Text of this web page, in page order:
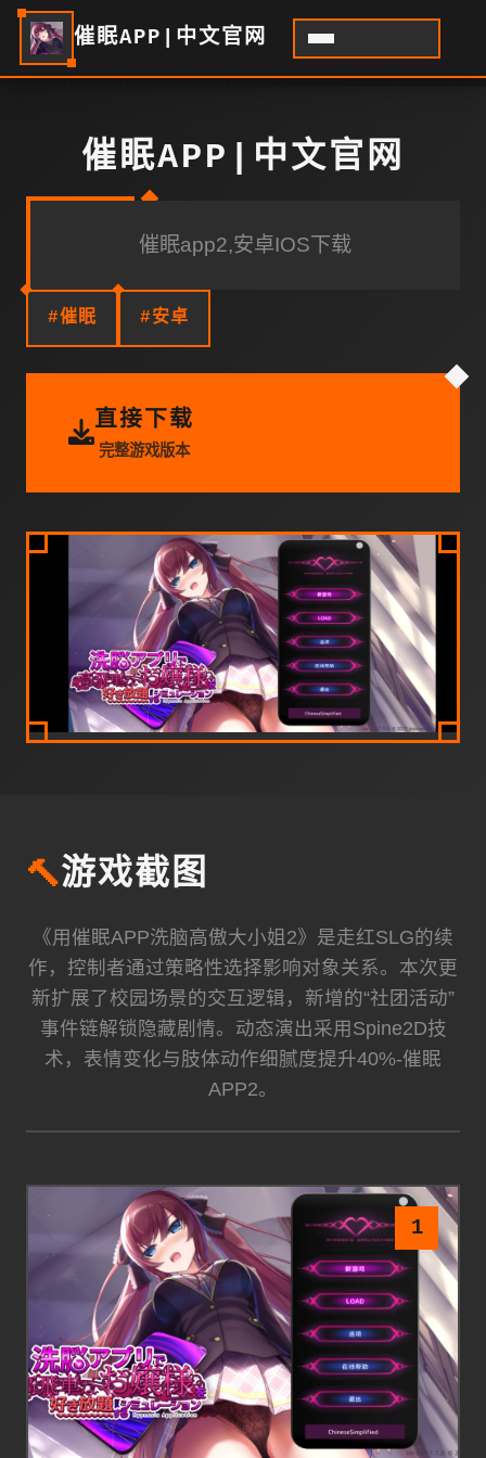
催眠APP|中文官网
催眠APP|中文官网
催眠app2,安卓IOS下载
#催眠 #安卓
直接下载
完整游戏版本
🔨游戏截图
《用催眠APP洗脑高傲大小姐2》是走红SLG的续
作，控制者通过策略性选择影响对象关系。本次更
新扩展了校园场景的交互逻辑，新增的“社团活动”
事件链解锁隐藏剧情。动态演出采用Spine2D技
术，表情变化与肢体动作细腻度提升40%-催眠
APP2。
1